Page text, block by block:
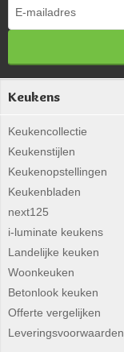
Keukens
Keukencollectie
Keukenstijlen
Keukenopstellingen
Keukenbladen
next125
i-luminate keukens
Landelijke keuken
Woonkeuken
Betonlook keuken
Offerte vergelijken
Leveringsvoorwaarden